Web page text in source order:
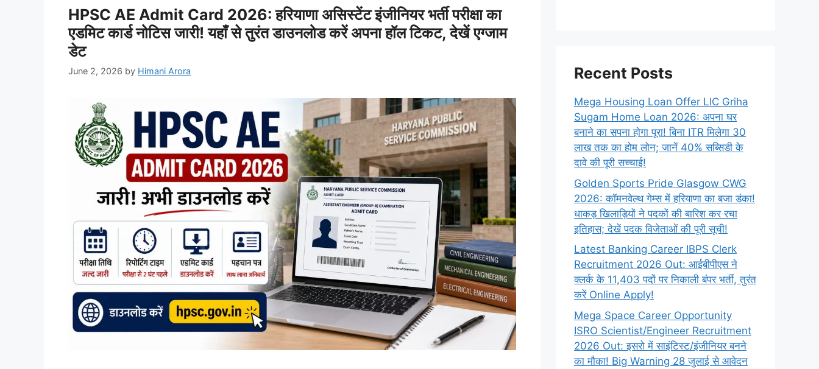
HPSC AE Admit Card 2026: हरियाणा असिस्टेंट इंजीनियर भर्ती परीक्षा का
एडमिट कार्ड नोटिस जारी! यहाँ से तुरंत डाउनलोड करें अपना हॉल टिकट, देखें एग्जाम
डेट
June 2, 2026 by Himani Arora Recent Posts
Mega Housing Loan Offer LIC Griha
Sugam Home Loan 2026: अपना घर
बनाने का सपना होगा पूरा! बिना ITR मिलेगा 30
लाख तक का होम लोन; जानें 40% सब्सिडी के
दावे की पूरी सच्चाई!
Golden Sports Pride Glasgow CWG
2026: कॉमनवेल्थ गेम्स में हरियाणा का बजा डंका!
धाकड़ खिलाड़ियों ने पदकों की बारिश कर रचा
इतिहास; देखें पदक विजेताओं की पूरी सूची!
Latest Banking Career IBPS Clerk
Recruitment 2026 Out: आईबीपीएस ने
क्लर्क के 11,403 पदों पर निकाली बंपर भर्ती, तुरंत
करें Online Apply!
Mega Space Career Opportunity
ISRO Scientist/Engineer Recruitment
2026 Out: इसरो में साइंटिस्ट/इंजीनियर बनने
का मौका! Big Warning 28 जुलाई से आवेदन